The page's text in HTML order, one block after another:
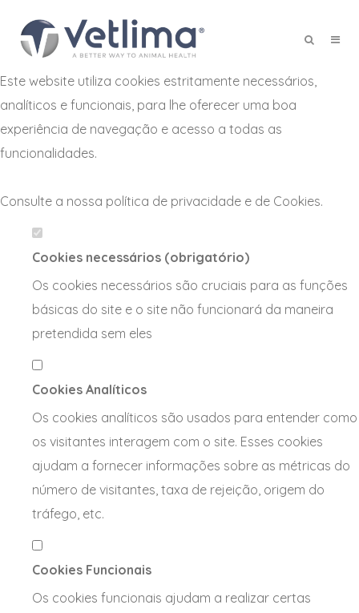
Defina as suas preferências de
cookies para este website.
Este website utiliza cookies estritamente necessários,
analíticos e funcionais, para lhe oferecer uma boa
experiência de navegação e acesso a todas as
funcionalidades.
Consulte a nossa política de privacidade e de Cookies.
Cookies necessários (obrigatório)
Os cookies necessários são cruciais para as funções
básicas do site e o site não funcionará da maneira
pretendida sem eles
Cookies Analíticos
Os cookies analíticos são usados para entender como
os visitantes interagem com o site. Esses cookies
ajudam a fornecer informações sobre as métricas do
número de visitantes, taxa de rejeição, origem do
tráfego, etc.
Cookies Funcionais
Os cookies funcionais ajudam a realizar certas